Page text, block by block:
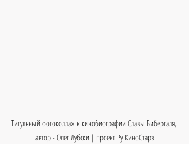
Титульный фотоколлаж к кинобиографии Славы Бибергаля,
автор - Олег Лубски | проект Ру КиноСтарз